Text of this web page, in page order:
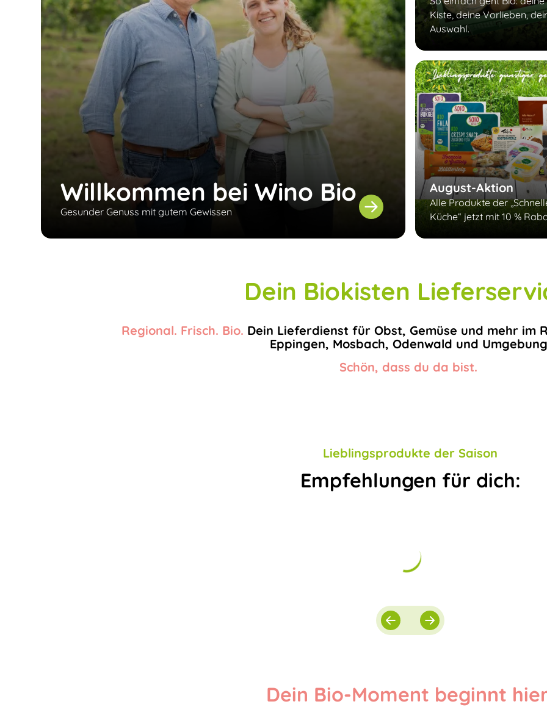
Willkommen bei Wino Bio
Gesunder Genuss mit gutem Gewissen
Kiste, deine Vorlieben,
Auswahl.
August-Aktion
Alle Produkte der
Küche“ jetzt mit 10 %
Dein Biokisten
Regional. Frisch. Bio. Dein Lieferdienst für Obst, Gemüse und mehr im
Eppingen, Mosbach, Odenwald und
Schön, dass du da bist.
Lieblingsprodukte der Saison
Empfehlungen für dich:
Dein Bio-Moment beginnt